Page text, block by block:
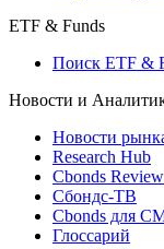
ETF & Funds
Поиск ETF &
Новости и
Новости
Research Hub
Cbonds Review
Сбондс-ТВ
Cbonds для
Глоссарий